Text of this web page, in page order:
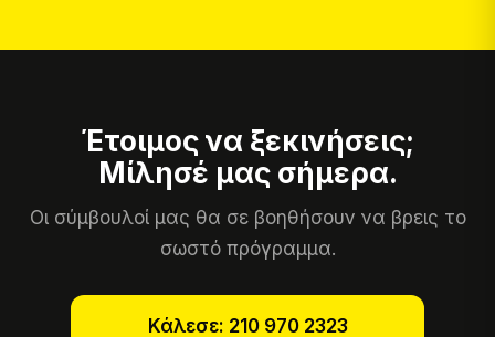
Έτοιμος να ξεκινήσεις;
Μίλησέ μας σήμερα.
Οι σύμβουλοί μας θα σε βοηθήσουν να βρεις το
σωστό πρόγραμμα.
Κάλεσε: 210 970 2323